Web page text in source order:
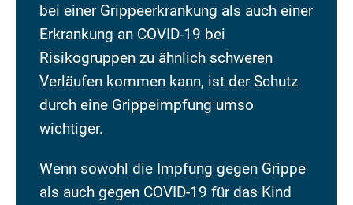
bei einer Grippeerkrankung als auch einer
Erkrankung an COVID-19 bei
Risikogruppen zu ähnlich schweren
Verläufen kommen kann, ist der Schutz
durch eine Grippeimpfung umso
wichtiger.
Wenn sowohl die Impfung gegen Grippe
als auch gegen COVID-19 für das Kind